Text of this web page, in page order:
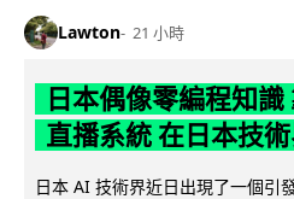
Lawton 21 小時
日本偶像零編程知
直播系統 在日本技
日本 AI 技術界近日出現了一個引